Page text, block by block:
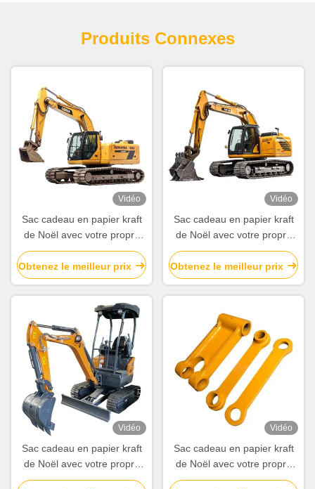
Produits Connexes
Vidéo
Sac cadeau en papier kraft
de Noël avec votre propre
logo pour la fête de Noël
Obtenez le meilleur prix
Vidéo
Sac cadeau en papier kraft
de Noël avec votre propre
logo pour la fête de Noël
Obtenez le meilleur prix
Vidéo
Sac cadeau en papier kraft
de Noël avec votre propre
logo pour la fête de Noël
Vidéo
Sac cadeau en papier kraft
de Noël avec votre propre
logo pour la fête de Noël